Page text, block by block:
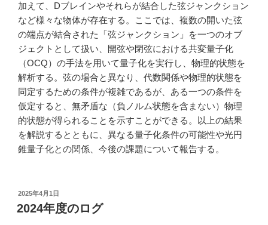
加えて、Dブレインやそれらが結合した弦ジャンクション
など様々な物体が存在する。ここでは、複数の開いた弦
の端点が結合された「弦ジャンクション」を一つのオブ
ジェクトとして扱い、開弦や閉弦における共変量子化
（OCQ）の手法を用いて量子化を実行し、物理的状態を
解析する。弦の場合と異なり、代数関係や物理的状態を
同定するための条件が複雑であるが、ある一つの条件を
仮定すると、無矛盾な（負ノルム状態を含まない）物理
的状態が得られることを示すことができる。以上の結果
を解説するとともに、異なる量子化条件の可能性や光円
錐量子化との関係、今後の課題について報告する。
投
稿
日:
2025年4月1日
2024年度のログ